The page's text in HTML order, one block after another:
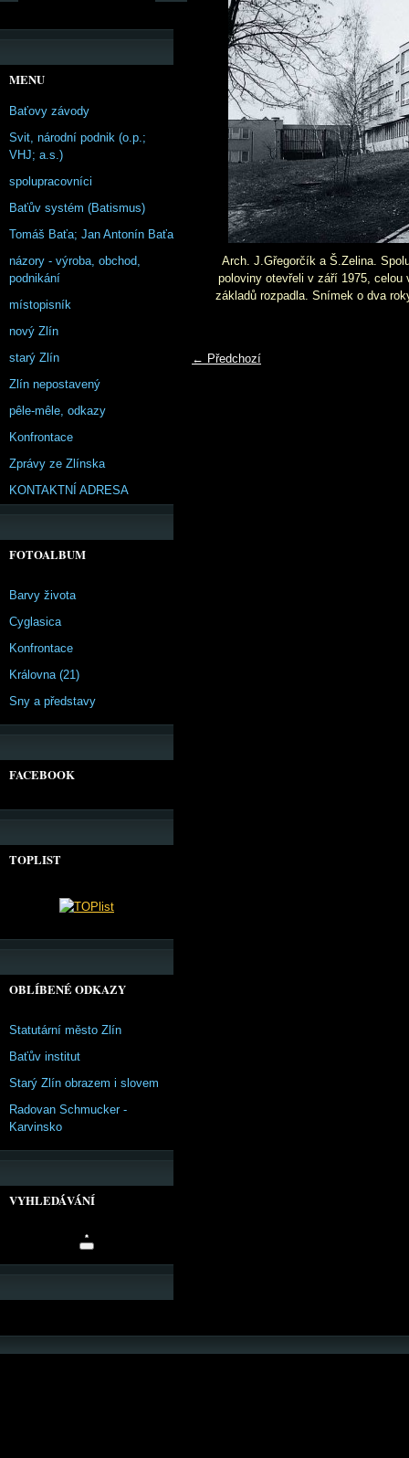
Arch. J.Gřegorčík a Š.Zelina.
poloviny otevřeli v září 1975,
základů rozpadla. Snímek o dva
← Předchozí
MENU
Baťovy závody
Svit, národní podnik (o.p.;
VHJ; a.s.)
spolupracovníci
Baťův systém (Batismus)
Tomáš Baťa; Jan Antonín Baťa
názory - výroba, obchod,
podnikání
místopisník
nový Zlín
starý Zlín
Zlín nepostavený
pêle-mêle, odkazy
Konfrontace
Zprávy ze Zlínska
KONTAKTNÍ ADRESA
FOTOALBUM
Barvy života
Cyglasica
Konfrontace
Královna (21)
Sny a představy
FACEBOOK
TOPLIST
OBLÍBENÉ ODKAZY
Statutární město Zlín
Baťův institut
Starý Zlín obrazem i slovem
Radovan Schmucker -
Karvinsko
VYHLEDÁVÁNÍ